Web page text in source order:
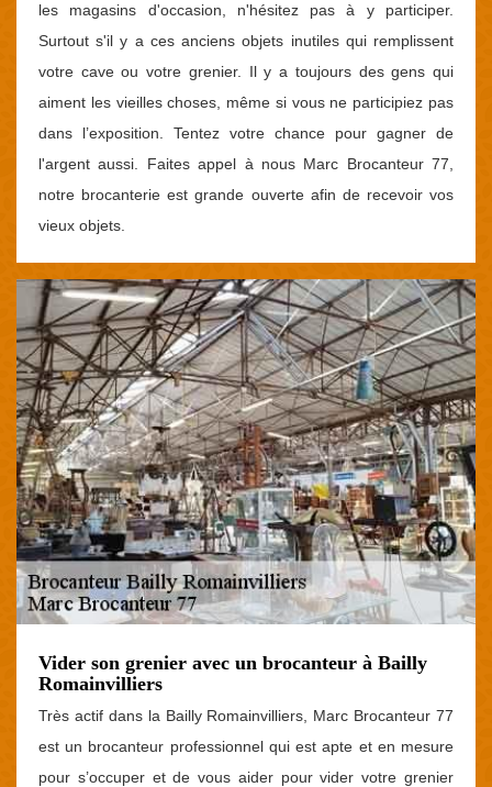
les magasins d'occasion, n'hésitez pas à y participer.
Surtout s'il y a ces anciens objets inutiles qui remplissent
votre cave ou votre grenier. Il y a toujours des gens qui
aiment les vieilles choses, même si vous ne participiez pas
dans l’exposition. Tentez votre chance pour gagner de
l'argent aussi. Faites appel à nous Marc Brocanteur 77,
notre brocanterie est grande ouverte afin de recevoir vos
vieux objets.
Vider son grenier avec un brocanteur à Bailly
Romainvilliers
Très actif dans la Bailly Romainvilliers, Marc Brocanteur 77
est un brocanteur professionnel qui est apte et en mesure
pour s’occuper et de vous aider pour vider votre grenier